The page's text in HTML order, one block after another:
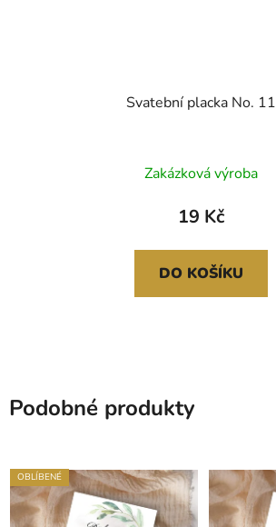
Svatební placka No. 11
Zakázková výroba
19 Kč
DO KOŠÍKU
Podobné produkty
OBLÍBENÉ